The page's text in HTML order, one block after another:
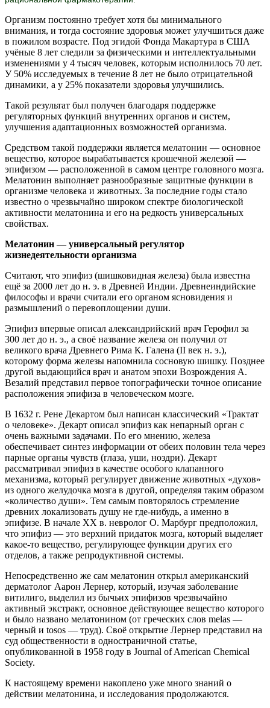
Организм постоянно требует хотя бы минимального
внимания, и тогда состояние здоровья может улучшиться даже
в пожилом возрасте. Под эгидой Фонда Макартура в США
учёные 8 лет следили за физическими и интеллектуальными
изменениями у 4 тысяч человек, которым исполнилось 70 лет.
У 50% исследуемых в течение 8 лет не было отрицательной
динамики, а у 25% показатели здоровья улучшились.
Такой результат был получен благодаря поддержке
регуляторных функций внутренних органов и систем,
улучшения адаптационных возможностей организма.
Средством такой поддержки является мелатонин — основное
вещество, которое вырабатывается крошечной железой —
эпифизом — расположенной в самом центре головного мозга.
Мелатонин выполняет разнообразные защитные функции в
организме человека и животных. За последние годы стало
известно о чрезвычайно широком спектре биологической
активности мелатонина и его на редкость универсальных
свойствах.
Мелатонин — универсальный регулятор
жизнедеятельности организма
Считают, что эпифиз (шишковидная железа) была известна
ещё за 2000 лет до н. э. в Древней Индии. Древнеиндийские
философы и врачи считали его органом ясновидения и
размышлений о перевоплощении души.
Эпифиз впервые описал александрийский врач Герофил за
300 лет до н. э., а своё название железа он получил от
великого врача Древнего Рима К. Галена (II век н. э.),
которому форма железы напомнила сосновую шишку. Позднее
другой выдающийся врач и анатом эпохи Возрождения А.
Везалий представил первое топографически точное описание
расположения эпифиза в человеческом мозге.
В 1632 г. Рене Декартом был написан классический «Трактат
о человеке». Декарт описал эпифиз как непарный орган с
очень важными задачами. По его мнению, железа
обеспечивает синтез информации от обеих половин тела через
парные органы чувств (глаза, уши, ноздри). Декарт
рассматривал эпифиз в качестве особого клапанного
механизма, который регулирует движение животных «духов»
из одного желудочка мозга в другой, определяя таким образом
«количество души». Тем самым повторялось стремление
древних локализовать душу не где-нибудь, а именно в
эпифизе. В начале XX в. невролог О. Марбург предположил,
что эпифиз — это верхний придаток мозга, который выделяет
какое-то вещество, регулирующее функции других его
отделов, а также репродуктивной системы.
Непосредственно же сам мелатонин открыл американский
дерматолог Аарон Лернер, который, изучая заболевание
витилиго, выделил из бычьих эпифизов чрезвычайно
активный экстракт, основное действующее вещество которого
и было названо мелатонином (от греческих слов melas —
черный и tosos — труд). Своё открытие Лернер представил на
суд общественности в одностраничной статье,
опубликованной в 1958 году в Journal of American Chemical
Society.
К настоящему времени накоплено уже много знаний о
действии мелатонина, и исследования продолжаются.